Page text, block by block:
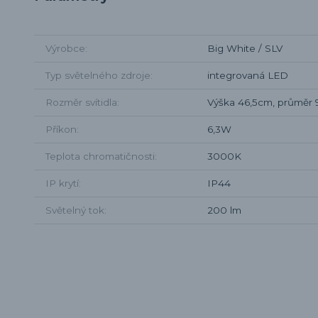
Výrobce Big White / SLV
Typ světelného zdroje integrovaná LED
Rozměr svítidla Výška 46,5cm, průměr
Příkon 6,3W
Teplota chromatičnosti 3000K
IP krytí IP44
Světelný tok 200 lm